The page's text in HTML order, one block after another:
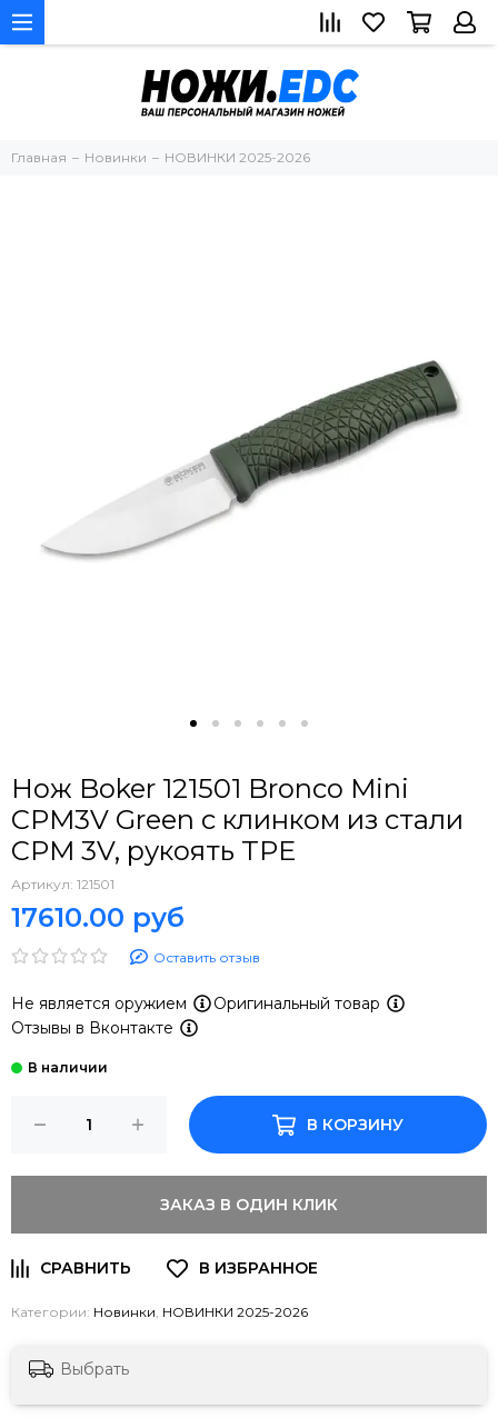
Главная Новинки НОВИНКИ 2025-2026
Нож Boker 121501 Bronco Mini
CPM3V Green с клинком из стали
CPM 3V, рукоять TPE
Артикул: 121501
17610.00 руб
Оставить отзыв
Не является оружием
Оригинальный товар
Отзывы в Вконтакте
В КОРЗИНУ
ЗАКАЗ В ОДИН КЛИК
Категории: Новинки, НОВИНКИ 2025-2026
Выбрать